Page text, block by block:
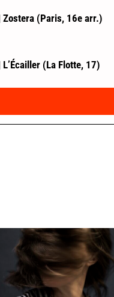
Zostera (Paris, 16e arr.)
(La Flotte, 17)